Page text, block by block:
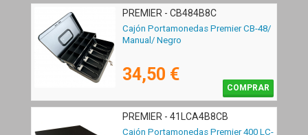
PREMIER - CB484B8C
Cajón Portamonedas Premier CB-48/
Manual/ Negro
34,50 €
COMPRAR
PREMIER - 41LCA4B8CB
Cajón Portamonedas Premier 400 LC-